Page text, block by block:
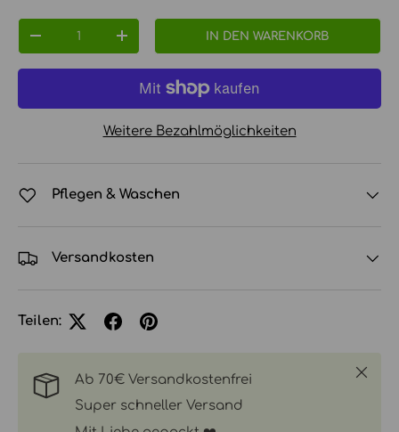
Anzahl
MENGE VERRINGERNMENGE ERHÖHENIN DEN WARENKORB
Weitere Bezahlmöglichkeiten
Pflegen & Waschen
Versandkosten
Teilen:
Ab 70€ Versandkostenfrei
Super schneller Versand